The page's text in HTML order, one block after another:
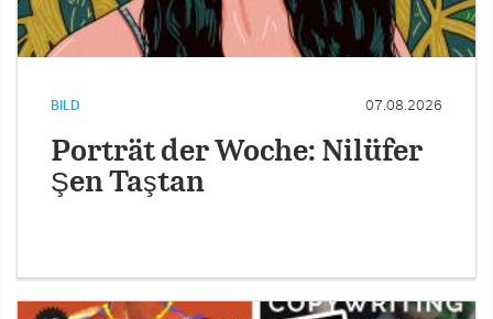
BILD 07.08.2026
Porträt der Woche: Nilüfer
Şen Taştan